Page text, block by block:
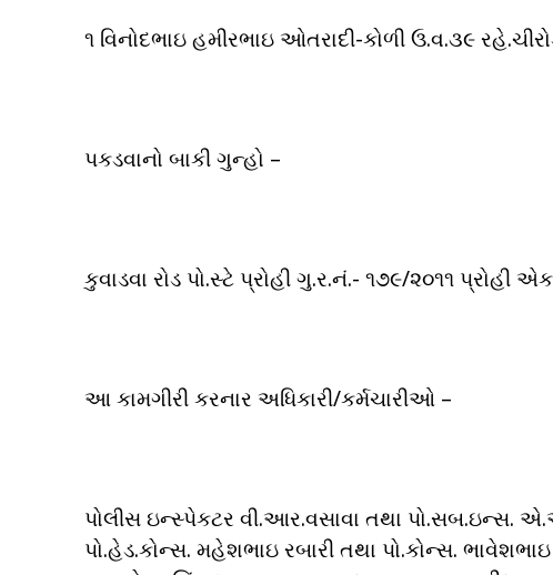
૧ વિનોદભાઇ હમીરભાઇ ઓતરાદી-કોળી ઉ.વ.૩૯
પકડવાનો બાકી ગુન્હો –
કુવાડવા રોડ પો.સ્ટે પ્રોહી ગુ.ર.નં.- ૧૭૯/૨૦૧૧
આ કામગીરી કરનાર અધિકારી/કર્મચારીઓ –
પોલીસ ઇન્સ્પેકટર વી.આર.વસાવા તથા
પો.હેડ.કોન્સ. મહેશભાઇ રબારી તથા પો.કોન્સ.